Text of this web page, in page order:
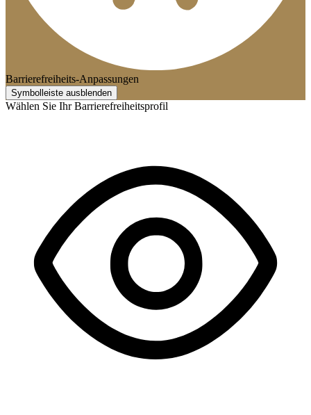
Barrierefreiheits-Anpassungen
Symbolleiste ausblenden
Wählen Sie Ihr Barrierefreiheitsprofil